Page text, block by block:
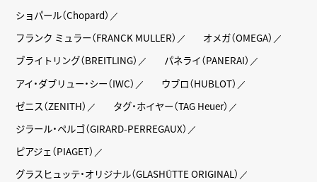
ショパール（Chopard）
フランク ミュラー（FRANCK MULLER）
オメガ（OMEGA）
ブライトリング（BREITLING）
パネライ（PANERAI）
アイ・ダブリュー・シー（IWC）
ウブロ（HUBLOT）
ゼニス（ZENITH）
タグ・ホイヤー（TAG Heuer）
ジラール・ペルゴ（GIRARD-PERREGAUX）
ピアジェ（PIAGET）
グラスヒュッテ・オリジナル（GLASHÜTTE ORIGINAL）